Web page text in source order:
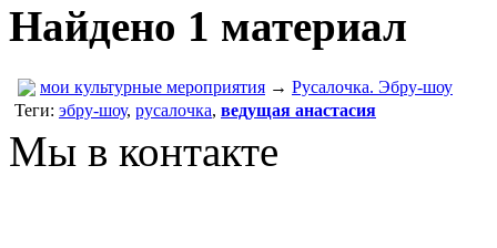
Найдено 1 материал
мои культурные мероприятия → Русалочка. Эбру-шоу
Теги: эбру-шоу, русалочка, ведущая анастасия
Мы в контакте